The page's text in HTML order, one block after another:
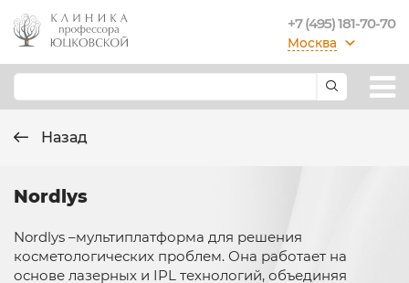
+7 (495) 181-70-70
Москва
Назад
Nordlys
Nordlys –мультиплатформа для решения
косметологических проблем. Она работает на
основе лазерных и IPL технологий, объединяя